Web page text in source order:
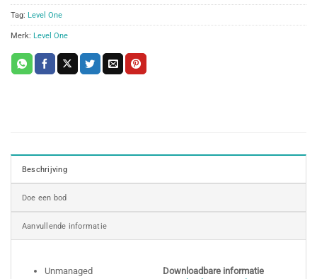
Tag: Level One
Merk: Level One
Beschrijving
Doe een bod
Aanvullende informatie
Unmanaged
Downloadbare informatie